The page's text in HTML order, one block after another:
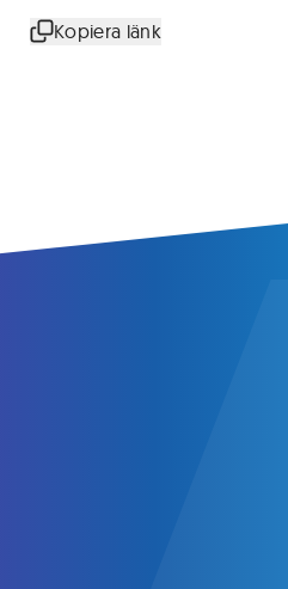
Kopiera länk